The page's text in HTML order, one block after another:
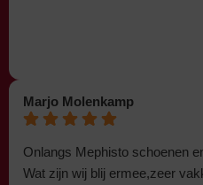
Marjo Molenkamp
Onlangs Mephisto schoenen
Wat zijn wij blij ermee,zeer